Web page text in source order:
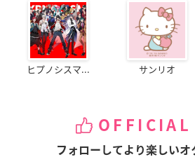
ヒプノシスマ... サンリオ
OFFICIAL
フォローしてより楽しいオ